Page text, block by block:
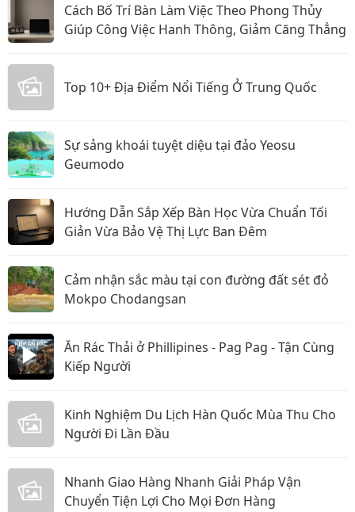
Cách Bố Trí Bàn Làm Việc Theo Phong Thủy
Giúp Công Việc Hanh Thông, Giảm Căng Thẳng
Top 10+ Địa Điểm Nổi Tiếng Ở Trung Quốc
Sự sảng khoái tuyệt diệu tại đảo Yeosu
Geumodo
Hướng Dẫn Sắp Xếp Bàn Học Vừa Chuẩn Tối
Giản Vừa Bảo Vệ Thị Lực Ban Đêm
Cảm nhận sắc màu tại con đường đất sét đỏ
Mokpo Chodangsan
Ăn Rác Thải ở Phillipines - Pag Pag - Tận Cùng
Kiếp Người
Kinh Nghiệm Du Lịch Hàn Quốc Mùa Thu Cho
Người Đi Lần Đầu
Nhanh Giao Hàng Nhanh Giải Pháp Vận
Chuyển Tiện Lợi Cho Mọi Đơn Hàng